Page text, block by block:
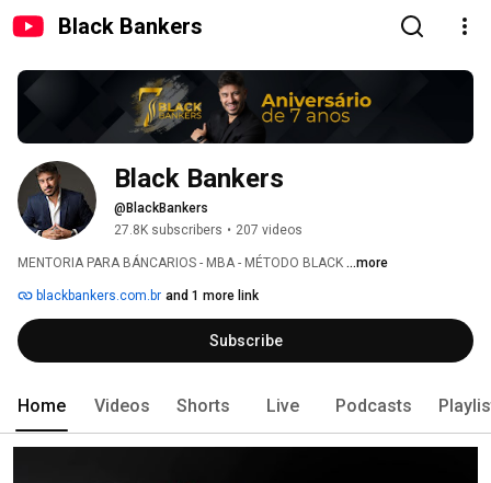
Black Bankers
Black Bankers
@BlackBankers
27.8K subscribers • 207 videos
MENTORIA PARA BÁNCARIOS - MBA - MÉTODO BLACK ...more
blackbankers.com.br and 1 more link
Subscribe
Home Videos Shorts Live Podcasts